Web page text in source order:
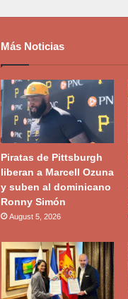
Más Noticias
Piratas de Pittsburgh
liberan a Marcell Ozuna
y suben al dominicano
Ronny Simón
August 5, 2026